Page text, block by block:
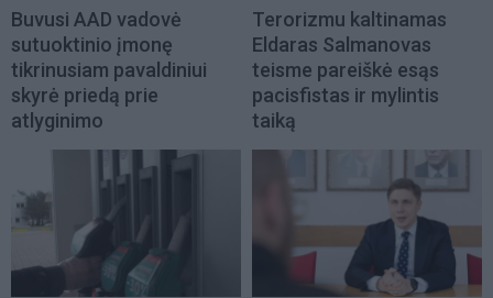
Buvusi AAD vadovė
sutuoktinio įmonę
tikrinusiam pavaldiniui
skyrė priedą prie
atlyginimo
Terorizmu kaltinamas
Eldaras Salmanovas
teisme pareiškė esąs
pacisfistas ir mylintis
taiką